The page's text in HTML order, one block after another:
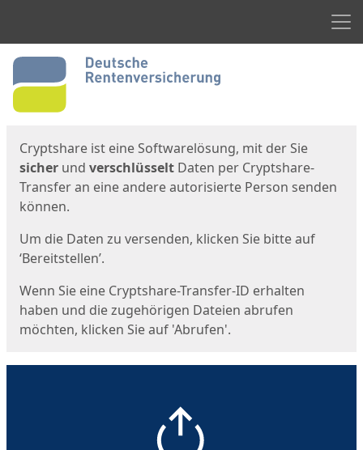
Start
Cryptshare ist eine Softwarelösung, mit der Sie
sicher und verschlüsselt Daten per Cryptshare-
Transfer an eine andere autorisierte Person senden
können.
Um die Daten zu versenden, klicken Sie bitte auf
‘Bereitstellen’.
Wenn Sie eine Cryptshare-Transfer-ID erhalten
haben und die zugehörigen Dateien abrufen
möchten, klicken Sie auf 'Abrufen'.